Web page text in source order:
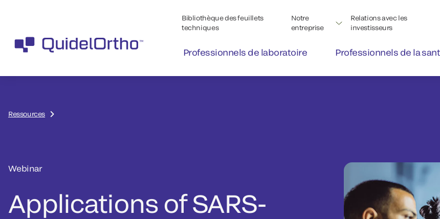
Bibliothèque des feuillets
techniques
Notre
entreprise
Relations avec les
investisseurs
Professionnels de laboratoire Professionnels de la
Ressources
Webinar
Applications of SARS-